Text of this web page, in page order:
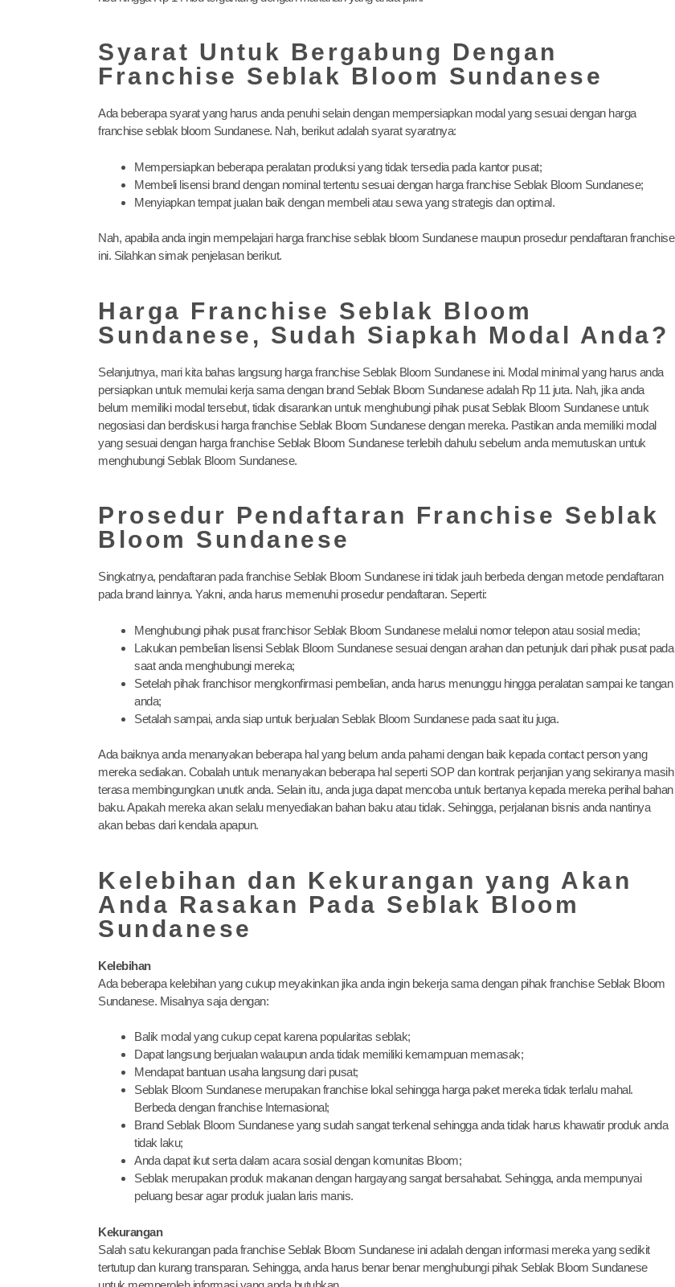
Syarat Untuk Bergabung Dengan
Franchise Seblak Bloom Sundanese
Ada beberapa syarat yang harus anda penuhi selain dengan mempersiapkan modal yang sesuai dengan harga
franchise seblak bloom Sundanese. Nah, berikut adalah syarat syaratnya:
Mempersiapkan beberapa peralatan produksi yang tidak tersedia pada kantor pusat;
Membeli lisensi brand dengan nominal tertentu sesuai dengan harga franchise Seblak Bloom Sundanese;
Menyiapkan tempat jualan baik dengan membeli atau sewa yang strategis dan optimal.
Nah, apabila anda ingin mempelajari harga franchise seblak bloom Sundanese maupun prosedur pendaftaran franchise
ini. Silahkan simak penjelasan berikut.
Harga Franchise Seblak Bloom
Sundanese, Sudah Siapkah Modal Anda?
Selanjutnya, mari kita bahas langsung harga franchise Seblak Bloom Sundanese ini. Modal minimal yang harus anda
persiapkan untuk memulai kerja sama dengan brand Seblak Bloom Sundanese adalah Rp 11 juta. Nah, jika anda
belum memiliki modal tersebut, tidak disarankan untuk menghubungi pihak pusat Seblak Bloom Sundanese untuk
negosiasi dan berdiskusi harga franchise Seblak Bloom Sundanese dengan mereka. Pastikan anda memiliki modal
yang sesuai dengan harga franchise Seblak Bloom Sundanese terlebih dahulu sebelum anda memutuskan untuk
menghubungi Seblak Bloom Sundanese.
Prosedur Pendaftaran Franchise Seblak
Bloom Sundanese
Singkatnya, pendaftaran pada franchise Seblak Bloom Sundanese ini tidak jauh berbeda dengan metode pendaftaran
pada brand lainnya. Yakni, anda harus memenuhi prosedur pendaftaran. Seperti:
Menghubungi pihak pusat franchisor Seblak Bloom Sundanese melalui nomor telepon atau sosial media;
Lakukan pembelian lisensi Seblak Bloom Sundanese sesuai dengan arahan dan petunjuk dari pihak pusat pada
saat anda menghubungi mereka;
Setelah pihak franchisor mengkonfirmasi pembelian, anda harus menunggu hingga peralatan sampai ke tangan
anda;
Setalah sampai, anda siap untuk berjualan Seblak Bloom Sundanese pada saat itu juga.
Ada baiknya anda menanyakan beberapa hal yang belum anda pahami dengan baik kepada contact person yang
mereka sediakan. Cobalah untuk menanyakan beberapa hal seperti SOP dan kontrak perjanjian yang sekiranya masih
terasa membingungkan unutk anda. Selain itu, anda juga dapat mencoba untuk bertanya kepada mereka perihal bahan
baku. Apakah mereka akan selalu menyediakan bahan baku atau tidak. Sehingga, perjalanan bisnis anda nantinya
akan bebas dari kendala apapun.
Kelebihan dan Kekurangan yang Akan
Anda Rasakan Pada Seblak Bloom
Sundanese
Kelebihan
Ada beberapa kelebihan yang cukup meyakinkan jika anda ingin bekerja sama dengan pihak franchise Seblak Bloom
Sundanese. Misalnya saja dengan:
Balik modal yang cukup cepat karena popularitas seblak;
Dapat langsung berjualan walaupun anda tidak memiliki kemampuan memasak;
Mendapat bantuan usaha langsung dari pusat;
Seblak Bloom Sundanese merupakan franchise lokal sehingga harga paket mereka tidak terlalu mahal.
Berbeda dengan franchise Internasional;
Brand Seblak Bloom Sundanese yang sudah sangat terkenal sehingga anda tidak harus khawatir produk anda
tidak laku;
Anda dapat ikut serta dalam acara sosial dengan komunitas Bloom;
Seblak merupakan produk makanan dengan hargayang sangat bersahabat. Sehingga, anda mempunyai
peluang besar agar produk jualan laris manis.
Kekurangan
Salah satu kekurangan pada franchise Seblak Bloom Sundanese ini adalah dengan informasi mereka yang sedikit
tertutup dan kurang transparan. Sehingga, anda harus benar benar menghubungi pihak Seblak Bloom Sundanese